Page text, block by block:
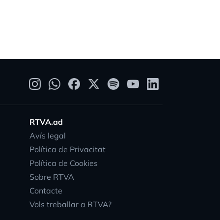
RTVA.ad
Avís legal
Política de Privacitat
Política de Cookies
Sobre RTVA
Contacte
Vols treballar a RTVA?